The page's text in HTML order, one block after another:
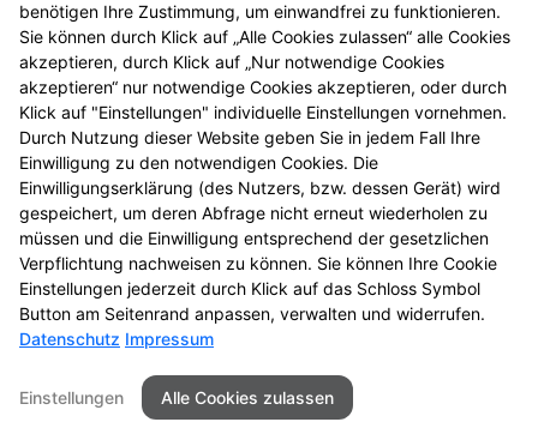
Bitte beachten Sie bei der Bestellung Ihrer
Medikamente folgenden Hinweis:
Der Medikamentenbotendienst stellt einen
komplexen Vorgang dar, sodass die Zustellung Ihrer
Medikamente bis zu zwei Werktagen dauern kann.
Bitte berücksichtigen Sie dies bei dringlich benötigten
Medikamenten.
Vielen Dank für Ihr Verständnis!
Seitenübersicht Kontakt
Impressum
Datenschutz
Barrierefreiheit
benötigen Ihre Zustimmung, um einwandfrei zu funktionieren.
Sie können durch Klick auf „Alle Cookies zulassen“ alle Cookies
akzeptieren, durch Klick auf „Nur notwendige Cookies
akzeptieren“ nur notwendige Cookies akzeptieren, oder durch
Klick auf "Einstellungen" individuelle Einstellungen vornehmen.
Durch Nutzung dieser Website geben Sie in jedem Fall Ihre
Einwilligung zu den notwendigen Cookies. Die
Einwilligungserklärung (des Nutzers, bzw. dessen Gerät) wird
gespeichert, um deren Abfrage nicht erneut wiederholen zu
müssen und die Einwilligung entsprechend der gesetzlichen
Verpflichtung nachweisen zu können. Sie können Ihre Cookie
Einstellungen jederzeit durch Klick auf das Schloss Symbol
Button am Seitenrand anpassen, verwalten und widerrufen.
Datenschutz Impressum
Einstellungen Alle Cookies zulassen